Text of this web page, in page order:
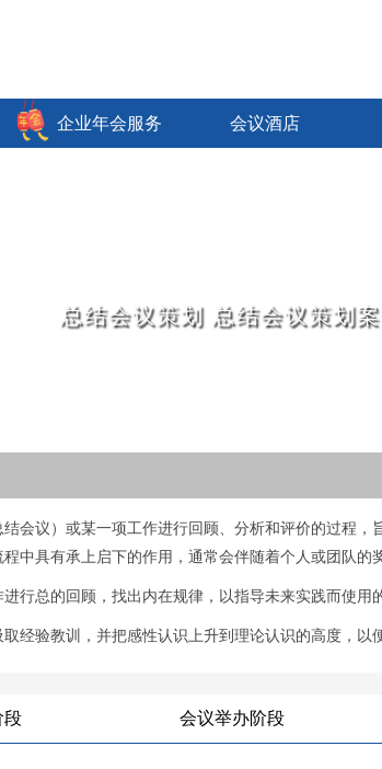
企业年会服务 会议酒店
总结会议策划 总结会议策划
会议）或某一项工作进行回顾、分析和评价的过程
中具有承上启下的作用，通常会伴随着个人或团队的
行总的回顾，找出内在规律，以指导未来实践而使用
经验教训，并把感性认识上升到理论认识的高度，以
段 会议举办阶段